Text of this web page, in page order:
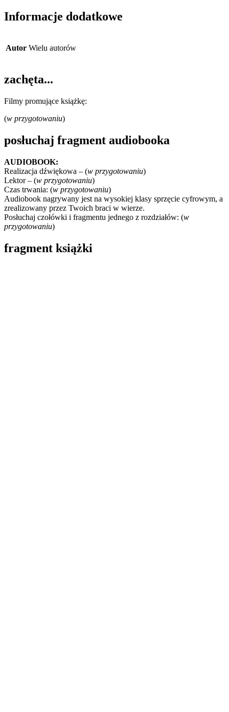
Informacje dodatkowe
Autor Wielu autorów
zachęta...
Filmy promujące książkę:
(w przygotowaniu)
posłuchaj fragment audiobooka
AUDIOBOOK:
Realizacja dźwiękowa – (w przygotowaniu)
Lektor – (w przygotowaniu)
Czas trwania: (w przygotowaniu)
Audiobook nagrywany jest na wysokiej klasy sprzęcie cyfrowym, a
zrealizowany przez Twoich braci w wierze.
Posłuchaj czołówki i fragmentu jednego z rozdziałów: (w
przygotowaniu)
fragment książki